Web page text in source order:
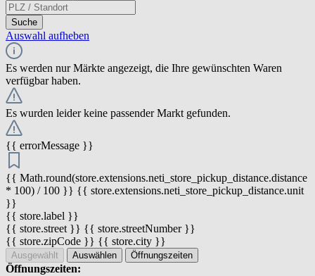
Suche
Auswahl aufheben
Es werden nur Märkte angezeigt, die Ihre gewünschten Waren
verfügbar haben.
Es wurden leider keine passender Markt gefunden.
{{ errorMessage }}
{{ Math.round(store.extensions.neti_store_pickup_distance.distance
* 100) / 100 }} {{ store.extensions.neti_store_pickup_distance.unit
}}
{{ store.label }}
{{ store.street }} {{ store.streetNumber }}
{{ store.zipCode }} {{ store.city }}
Ausgewählt Auswählen Öffnungszeiten
Öffnungszeiten: